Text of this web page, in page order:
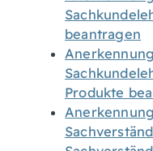
beantragen
Produkte